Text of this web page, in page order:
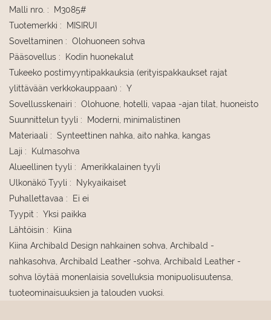
Malli nro. :
M3085#
Tuotemerkki :
MISIRUI
Soveltaminen : Olohuoneen sohva
Pääsovellus :
Kodin huonekalut
Tukeeko postimyyntipakkauksia (erityispakkaukset rajat
ylittävään verkkokauppaan) : Y
Sovellusskenairi : Olohuone, hotelli, vapaa -ajan tilat, huoneisto
Suunnittelun tyyli :
Moderni, minimalistinen
Materiaali : Synteettinen nahka, aito nahka, kangas
Laji :
Kulmasohva
Alueellinen tyyli : Amerikkalainen tyyli
Ulkonäkö Tyyli :
Nykyaikaiset
Puhallettavaa :
Ei ei
Tyypit : Yksi paikka
Lähtöisin :
Kiina
Kiina Archibald Design nahkainen sohva, Archibald -
nahkasohva, Archibald Leather -sohva, Archibald Leather -
sohva löytää monenlaisia ​​sovelluksia monipuolisuutensa,
tuoteominaisuuksien ja talouden vuoksi.